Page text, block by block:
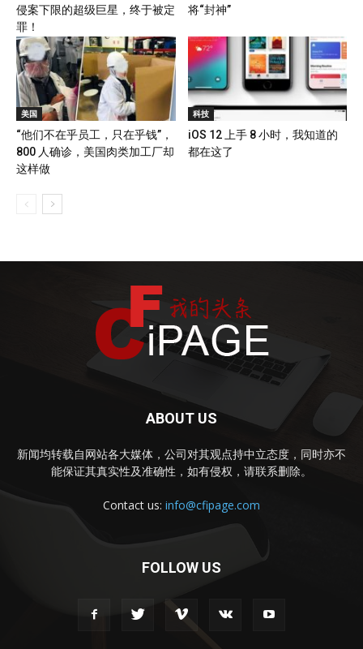
侵案下限的超级巨星，终于被定
罪！
将“封神”
美国
“他们不在乎员工，只在乎钱”，
800 人确诊，美国肉类加工厂却
这样做
科技
iOS 12 上手 8 小时，我知道的
都在这了
ABOUT US
新闻均转载自网站各大媒体，公司对其观点持中立态度，同时亦不
能保证其真实性及准确性，如有侵权，请联系删除。
Contact us: info@cfipage.com
FOLLOW US